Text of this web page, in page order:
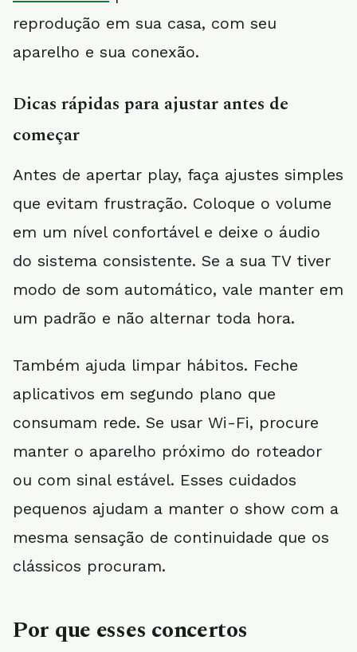
reprodução em sua casa, com seu
aparelho e sua conexão.
Dicas rápidas para ajustar antes de
começar
Antes de apertar play, faça ajustes simples
que evitam frustração. Coloque o volume
em um nível confortável e deixe o áudio
do sistema consistente. Se a sua TV tiver
modo de som automático, vale manter em
um padrão e não alternar toda hora.
Também ajuda limpar hábitos. Feche
aplicativos em segundo plano que
consumam rede. Se usar Wi-Fi, procure
manter o aparelho próximo do roteador
ou com sinal estável. Esses cuidados
pequenos ajudam a manter o show com a
mesma sensação de continuidade que os
clássicos procuram.
Por que esses concertos